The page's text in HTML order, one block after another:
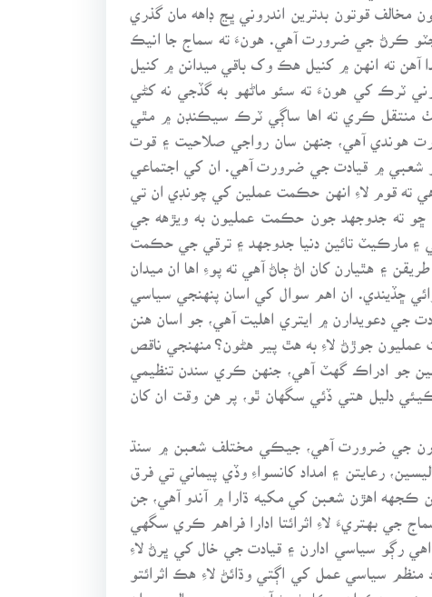
قوتون بدترين اندروني ڀڃ ڊاهه مان گذري
ڪرڻ جي ضرورت آهي. هونءَ ته سماج جا انيڪ
آهن ته انهن ۾ کنيل هڪ وک باقي ميدانن ۾ کنيل
ٽرڪ کي هونءَ ته سئو ماڻهو به گڏجي نه کڻي
منتقل ڪري ته اها ساڳي ٽرڪ سيڪنڊن ۾ مٿي
هوندي آهي، جنهن سان رواجي صلاحيت ۽ قوت
شعبي ۾ قيادت جي ضرورت آهي. ان کي اجتماعي
ته قوم لاءِ انهن حڪمت عملين کي چونڊي ان تي
ڇو ته جدوجهد جون حڪمت عمليون به ويڙهه جي
۽ مارڪيٽ تائين دنيا جدوجهد ۽ ترقي جي حڪمت
۽ هٿيارن کان اڻ ڄاڻ آهي ته پوءِ اها ان ميدان
ڇڏيندي. ان اهم سوال کي اسان پنهنجي سياسي
جي دعويدارن ۾ ايتري اهليت آهي، جو اسان هنن
جوڙڻ لاءِ به هٿ پير هڻون؟ منهنجي ناقص
جو ادراڪ گهٽ آهي، جنهن ڪري سندن تنظيمي
دليل هتي ڏئي سگهان ٿو، پر هن وقت ان کان
جي ضرورت آهي، جيڪي مختلف شعبن ۾ سنڌ
رعايتن ۽ امداد کانسواءِ وڏي پيماني تي فرق
ڪجهه اهڙن شعبن کي مکيه ڌارا ۾ آندو آهي، جن
بهتريءَ لاءِ اثرائتا ادارا فراهم ڪري سگهي
رڳو سياسي ادارن ۽ قيادت جي خال کي ڀرڻ لاءِ
سياسي عمل کي اڳتي وڌائڻ لاءِ هڪ اثرائتو
جو هڪ اهم ڪارڻ پڻ آهي. ويجهن سالن دوران